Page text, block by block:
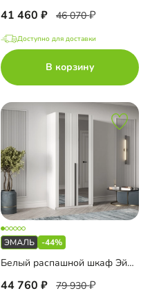
41 460 46 070
Доступно для доставки
В корзину
-44%
Белый распашной шкаф Эйн-2 Эмаль Декор 3
44 760 79 930